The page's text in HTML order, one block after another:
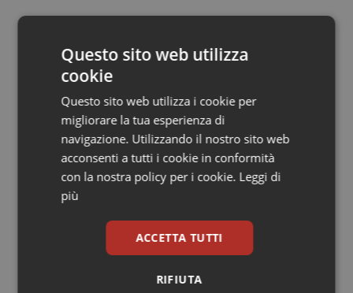
Salute orale & impianti
Sangue & coagulazione
Tiroide
Tumore al seno
Tumore ovarico
Tumori del Polmone & Testa Collo
20 Luglio 2011
Potrebbe interessarti in
Governo e Parlamento
Decreto PA. Un commissario per
smaltire le scorte Covid, le liste
d’attesa tornano al Siveas e il
controllo sulle agende di
Questo sito web utilizza
cookie
Questo sito web utilizza i cookie per
migliorare la tua esperienza di
navigazione. Utilizzando il nostro sito web
acconsenti a tutti i cookie in conformità
con la nostra policy per i cookie. Leggi di
più
ACCETTA TUTTI
RIFIUTA